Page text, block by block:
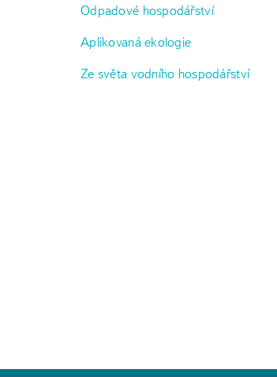
Odpadové hospodářství
Aplikovaná ekologie
Ze světa vodního hospodářství